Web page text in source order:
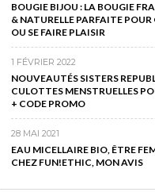
BOUGIE BIJOU : LA BOUGIE
& NATURELLE PARFAITE POUR
OU SE FAIRE PLAISIR
1 FÉVRIER 2022
NOUVEAUTÉS SISTERS
CULOTTES MENSTRUELLES
+ CODE PROMO
28 MAI 2021
EAU MICELLAIRE BIO, ÊTRE
CHEZ FUN!ETHIC, MON AVIS